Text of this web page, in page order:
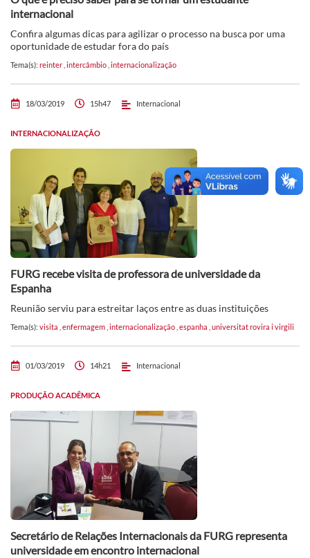
internacional
Confira algumas dicas para agilizar o processo na busca por uma
oportunidade de estudar fora do país
Tema(s): reinter intercâmbio internacionalização
18/03/2019 15h47 Internacional
INTERNACIONALIZAÇÃO
FURG recebe visita de professora de universidade da
Espanha
Reunião serviu para estreitar laços entre as duas instituições
Tema(s): visita enfermagem internacionalização espanha universitat rovira i virgili
01/03/2019 14h21 Internacional
PRODUÇÃO ACADÊMICA
Secretário de Relações Internacionais da FURG representa
universidade em encontro internacional